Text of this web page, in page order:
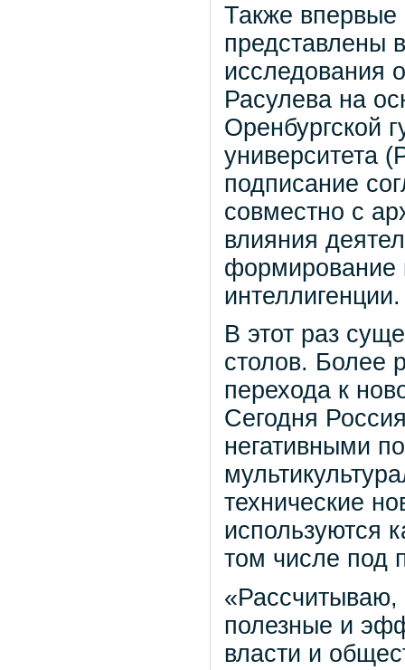
Также впервые
представлены
исследования
Расулева на
Оренбургской
университета
подписание
совместно с
влияния
формирование
интеллигенции.
В этот раз
столов. Более
перехода к
Сегодня
негативными
технические
используются
том числе под
полезные и
власти и